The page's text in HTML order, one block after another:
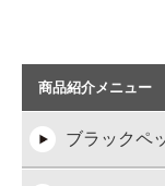
商品紹介メニュー
ブラックペ